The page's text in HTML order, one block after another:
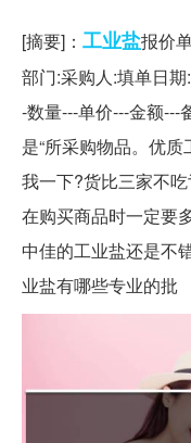
[摘要]： 工业盐报价
部门:采购人:填单日
-数量---单价---金额---
是“所采购物品。优
我一下?货比三家不
在购买商品时一定要
中佳的工业盐还是不
业盐有哪些专业的批